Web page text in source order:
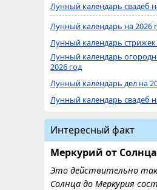
Лунный календарь свадеб
Лунный календарь на 2026
Лунный календарь стрижек
Лунный календарь
2026 год
Лунный календарь дел на
Лунный календарь свадеб
Интересный факт
Меркурий от Солнца
Это действительно
Солнца до Меркурия